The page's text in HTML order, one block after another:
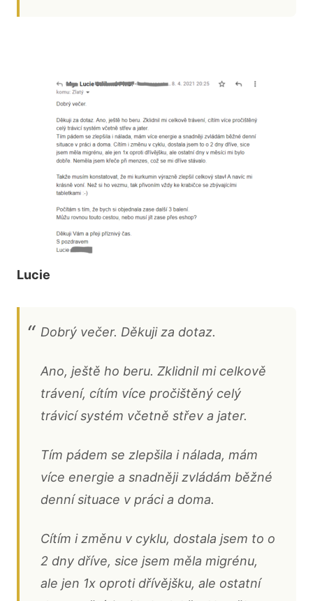
Lucie
Dobrý večer. Děkuji za dotaz.
Ano, ještě ho beru. Zklidnil mi celkově
trávení, cítím více pročištěný celý
trávicí systém včetně střev a jater.
Tím pádem se zlepšila i nálada, mám
více energie a snadněji zvládám běžné
denní situace v práci a doma.
Cítím i změnu v cyklu, dostala jsem to o
2 dny dříve, sice jsem měla migrénu,
ale jen 1x oproti dřívějšku, ale ostatní